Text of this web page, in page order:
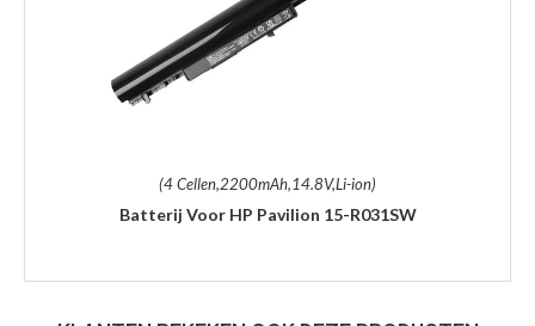
(4 Cellen,2200mAh,14.8V,Li-ion)
Batterij Voor HP Pavilion 15-R031SW